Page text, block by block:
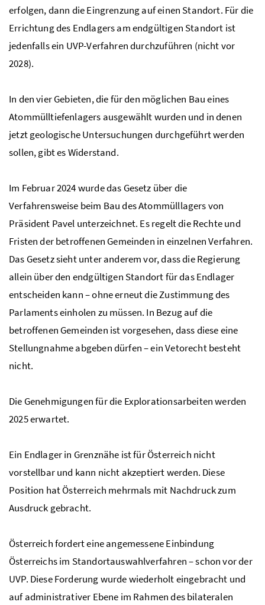
erfolgen, dann die Eingrenzung auf einen Standort. Für die
Errichtung des Endlagers am endgültigen Standort ist
jedenfalls ein UVP-Verfahren durchzuführen (nicht vor
2028).
In den vier Gebieten, die für den möglichen Bau eines
Atommülltiefenlagers ausgewählt wurden und in denen
jetzt geologische Untersuchungen durchgeführt werden
sollen, gibt es Widerstand.
Im Februar 2024 wurde das Gesetz über die
Verfahrensweise beim Bau des Atommülllagers von
Präsident Pavel unterzeichnet. Es regelt die Rechte und
Fristen der betroffenen Gemeinden in einzelnen Verfahren.
Das Gesetz sieht unter anderem vor, dass die Regierung
allein über den endgültigen Standort für das Endlager
entscheiden kann – ohne erneut die Zustimmung des
Parlaments einholen zu müssen. In Bezug auf die
betroffenen Gemeinden ist vorgesehen, dass diese eine
Stellungnahme abgeben dürfen – ein Vetorecht besteht
nicht.
Die Genehmigungen für die Explorationsarbeiten werden
2025 erwartet.
Ein Endlager in Grenznähe ist für Österreich nicht
vorstellbar und kann nicht akzeptiert werden. Diese
Position hat Österreich mehrmals mit Nachdruck zum
Ausdruck gebracht.
Österreich fordert eine angemessene Einbindung
Österreichs im Standortauswahlverfahren – schon vor der
UVP. Diese Forderung wurde wiederholt eingebracht und
auf administrativer Ebene im Rahmen des bilateralen